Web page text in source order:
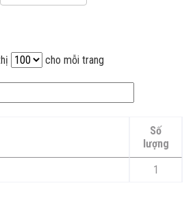
cho mỗi trang
Số
lượng
1